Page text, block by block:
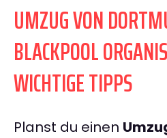
UMZUG VON
BLACKPOOL
WICHTIGE TIPPS
Planst du einen